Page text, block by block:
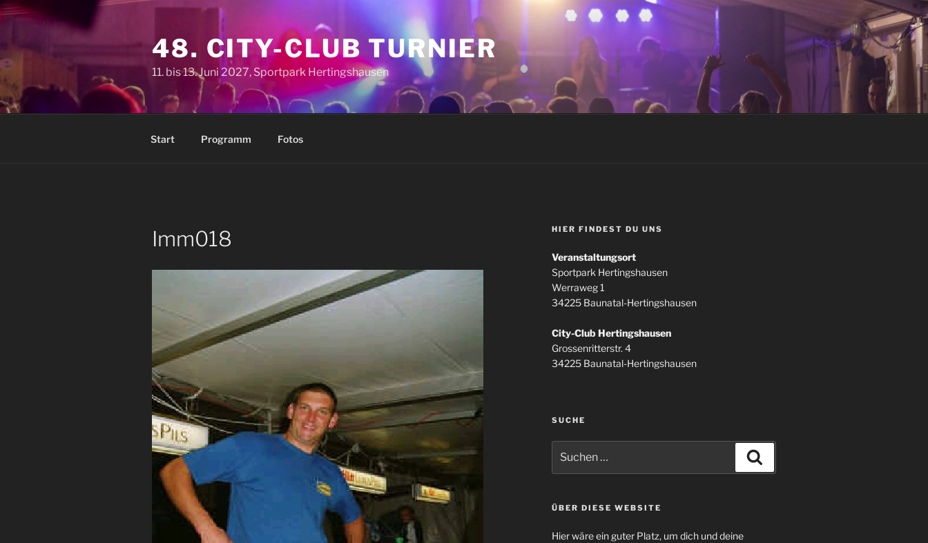
Zum
Inhalt
48. CITY-CLUB TURNIER
11. bis 13. Juni 2027, Sportpark Hertingshausen
Start Programm Fotos
Imm018 HIER FINDEST DU UNS
Veranstaltungsort
Sportpark Hertingshausen
Werraweg 1
34225 Baunatal-Hertingshausen
City-Club Hertingshausen
Grossenritterstr. 4
34225 Baunatal-Hertingshausen
SUCHE
nach:
ÜBER DIESE WEBSITE
Hier wäre ein guter Platz, um dich und deine